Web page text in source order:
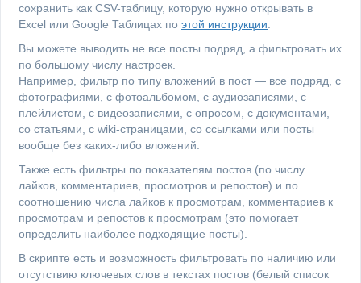
сохранить как CSV-таблицу, которую нужно открывать в
Excel или Google Таблицах по этой инструкции
Вы можете выводить не все посты подряд, а фильтровать их
по большому числу настроек.
Например, фильтр по типу вложений в пост — все подряд, с
фотографиями, с фотоальбомом, с аудиозаписями, с
плейлистом, с видеозаписями, с опросом, с документами,
со статьями, с wiki-страницами, со ссылками или посты
вообще без каких-либо вложений.
Также есть фильтры по показателям постов (по числу
лайков, комментариев, просмотров и репостов) и по
соотношению числа лайков к просмотрам, комментариев к
просмотрам и репостов к просмотрам (это помогает
определить наиболее подходящие посты).
В скрипте есть и возможность фильтровать по наличию или
отсутствию ключевых слов в текстах постов (белый список